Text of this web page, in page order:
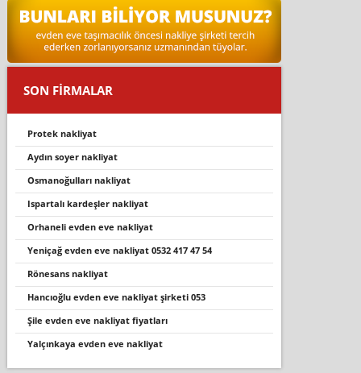
SON FİRMALAR
protek nakliyat
aydin soyer nakli̇yat
osmanoğulları nakliyat
ispartali kardeşler nakli̇yat
orhaneli̇ evden eve nakli̇yat
yeni̇çağ evden eve nakli̇yat 0532 417 47 54
rönesans nakli̇yat
hancioğlu evden eve nakli̇yat şi̇rketi̇ 053
şile evden eve nakliyat fiyatları
yalçınkaya evden eve nakliyat